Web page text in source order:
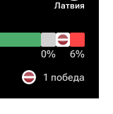
Латвия
0% 6%
1 победа